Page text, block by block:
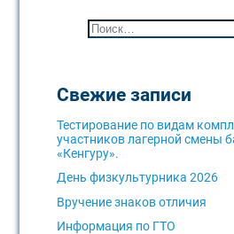
Свежие записи
Тестирование по видам
участников лагерной смены
«Кенгуру».
День физкультурника 2026
Вручение знаков отличия
Информация по ГТО